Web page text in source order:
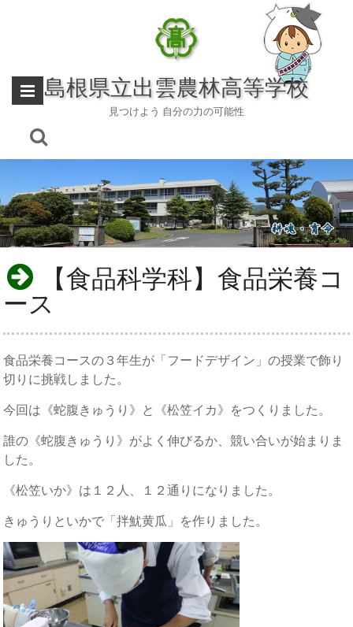
島根県立出雲農林高等学校
見つけよう 自分の力の可能性
【食品科学科】食品栄養コ
ース
食品栄養コースの３年生が「フードデザイン」の授業で飾り
切りに挑戦しました。
今回は《蛇腹きゅうり》と《松笠イカ》をつくりました。
誰の《蛇腹きゅうり》がよく伸びるか、競い合いが始まりま
した。
《松笠いか》は１２人、１２通りになりました。
きゅうりといかで「拌魷黄瓜」を作りました。